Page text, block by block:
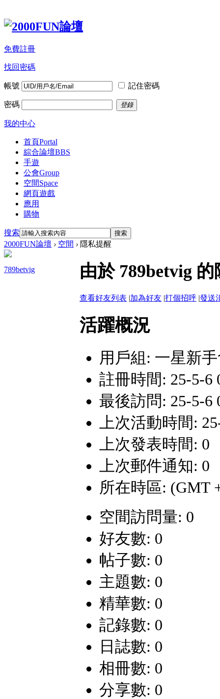
免費註冊
找回密碼
帳號 記住密碼
密碼 登錄
我的中心
首頁Portal
綜合論壇BBS
手遊
公會Group
空間Space
網頁遊戲
應用
購物
搜索 搜索
2000FUN論壇 › 空間 › 隱私提醒
789betvig 由於 789betvig
查看好友列表 |加為好友 |打個招呼 |發送
活躍概況
用戶組: 一星新
註冊時間: 25-5-6
最後訪問: 25-5-6
上次活動時間:
上次發表時間: 0
上次郵件通知: 0
所在時區: (GMT
空間訪問量: 0
好友數: 0
帖子數: 0
主題數: 0
精華數: 0
記錄數: 0
日誌數: 0
相冊數: 0
分享數: 0